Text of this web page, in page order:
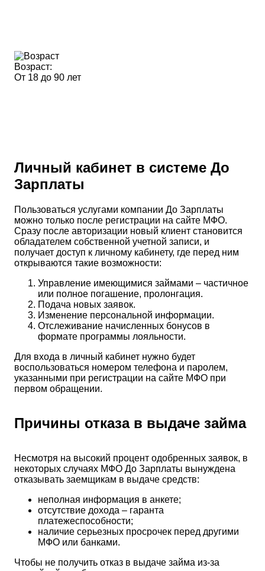
Возраст:
От 18 до 90 лет
Личный кабинет в системе До
Зарплаты
Пользоваться услугами компании До Зарплаты
можно только после регистрации на сайте МФО.
Сразу после авторизации новый клиент становится
обладателем собственной учетной записи, и
получает доступ к личному кабинету, где перед ним
открываются такие возможности:
Управление имеющимися займами – частичное
или полное погашение, пролонгация.
Подача новых заявок.
Изменение персональной информации.
Отслеживание начисленных бонусов в
формате программы лояльности.
Для входа в личный кабинет нужно будет
воспользоваться номером телефона и паролем,
указанными при регистрации на сайте МФО при
первом обращении.
Причины отказа в выдаче займа
Несмотря на высокий процент одобренных заявок, в
некоторых случаях МФО До Зарплаты вынуждена
отказывать заемщикам в выдаче средств:
неполная информация в анкете;
отсутствие дохода – гаранта
платежеспособности;
наличие серьезных просрочек перед другими
МФО или банками.
Чтобы не получить отказ в выдаче займа из-за